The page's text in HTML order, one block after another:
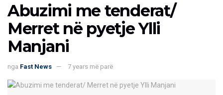
Abuzimi me tenderat/
Merret në pyetje Ylli
Manjani
nga Fast News 7 years më parë